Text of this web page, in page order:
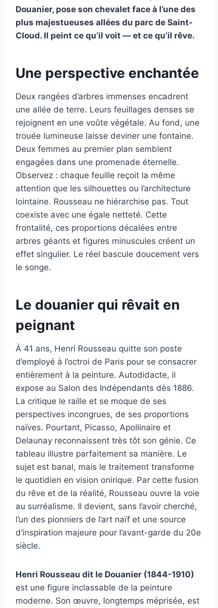
Douanier, pose son chevalet face à l’une des
plus majestueuses allées du parc de Saint-
Cloud. Il peint ce qu’il voit — et ce qu’il rêve.
Une perspective enchantée
Deux rangées d’arbres immenses encadrent
une allée de terre. Leurs feuillages denses se
rejoignent en une voûte végétale. Au fond, une
trouée lumineuse laisse deviner une fontaine.
Deux femmes au premier plan semblent
engagées dans une promenade éternelle.
Observez : chaque feuille reçoit la même
attention que les silhouettes ou l’architecture
lointaine. Rousseau ne hiérarchise pas. Tout
coexiste avec une égale netteté. Cette
frontalité, ces proportions décalées entre
arbres géants et figures minuscules créent un
effet singulier. Le réel bascule doucement vers
le songe.
Le douanier qui rêvait en
peignant
À 41 ans, Henri Rousseau quitte son poste
d’employé à l’octroi de Paris pour se consacrer
entièrement à la peinture. Autodidacte, il
expose au Salon des Indépendants dès 1886.
La critique le raille et se moque de ses
perspectives incongrues, de ses proportions
naïves. Pourtant, Picasso, Apollinaire et
Delaunay reconnaissent très tôt son génie. Ce
tableau illustre parfaitement sa manière. Le
sujet est banal, mais le traitement transforme
le quotidien en vision onirique. Par cette fusion
du rêve et de la réalité, Rousseau ouvre la voie
au surréalisme. Il devient, sans l’avoir cherché,
l’un des pionniers de l’art naïf et une source
d’inspiration majeure pour l’avant-garde du 20e
siècle.
Henri Rousseau dit le Douanier (1844-1910)
est une figure inclassable de la peinture
moderne. Son œuvre, longtemps méprisée, est